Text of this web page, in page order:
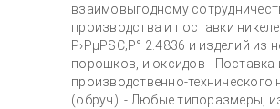
взаимовыгодному
производства и поставки
Р›РµРЅС‚Р° 2.4836 и изделий из
порошков, и оксидов - Поставка
производственно-технического
(обруч). - Любые типоразмеры,